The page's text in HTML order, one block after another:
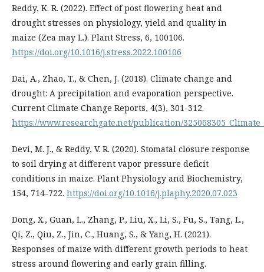
Reddy, K. R. (2022). Effect of post flowering heat and
drought stresses on physiology, yield and quality in
maize (Zea may L.). Plant Stress, 6, 100106.
https://doi.org/10.1016/j.stress.2022.100106
Dai, A., Zhao, T., & Chen, J. (2018). Climate change and
drought: A precipitation and evaporation perspective.
Current Climate Change Reports, 4(3), 301-312.
https://www.researchgate.net/publication/
Devi, M. J., & Reddy, V. R. (2020). Stomatal closure response
to soil drying at different vapor pressure deficit
conditions in maize. Plant Physiology and Biochemistry,
154, 714-722. https://doi.org/10.1016/j.plaphy.2020.07.023
Dong, X., Guan, L., Zhang, P., Liu, X., Li, S., Fu, S., Tang, L.,
Qi, Z., Qiu, Z., Jin, C., Huang, S., & Yang, H. (2021).
Responses of maize with different growth periods to heat
stress around flowering and early grain filling.